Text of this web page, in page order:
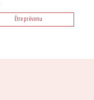
Être prévenu